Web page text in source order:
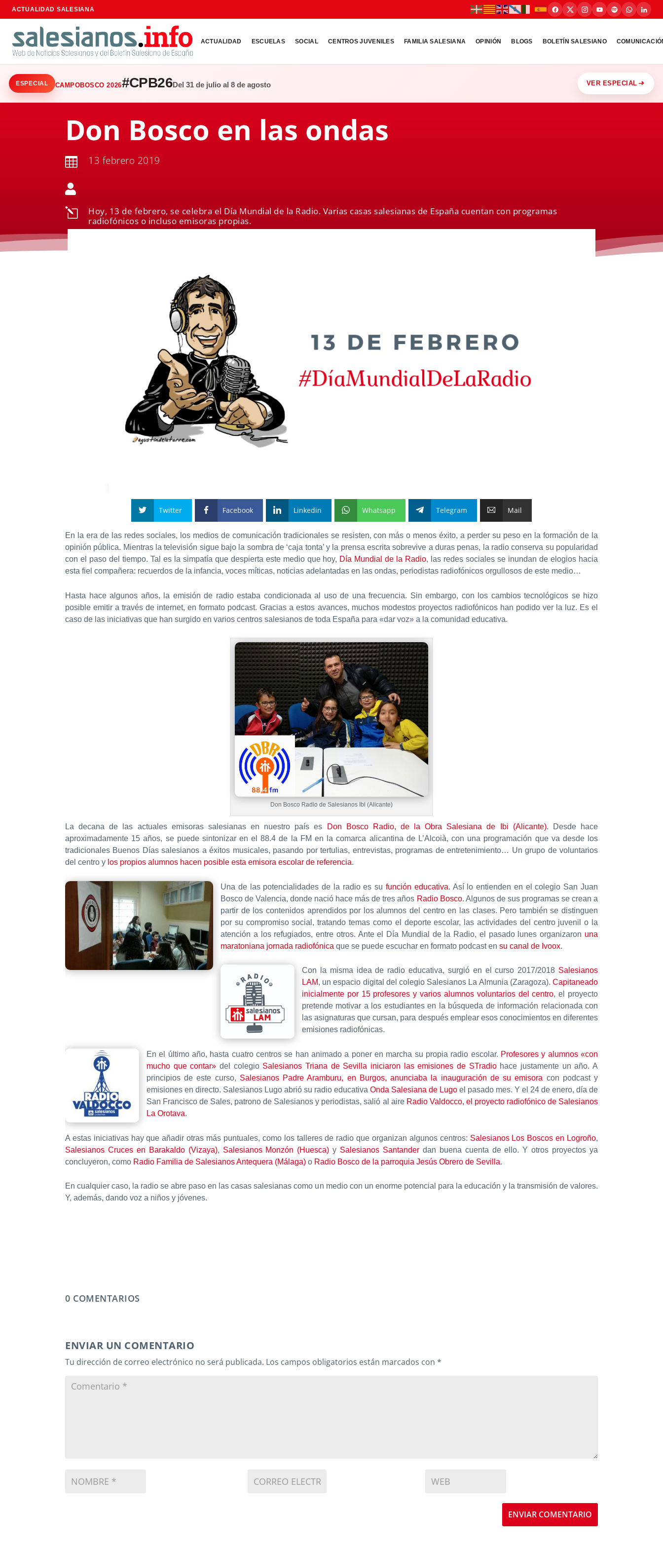
ACTUALIDAD SALESIANA
ACTUALIDAD ESCUELAS SOCIAL CENTROS JUVENILES FAMILIA SALESIANA OPINIÓN BLOGS BOLETÍN SALESIANO
ESPECIAL CAMPOBOSCO 2026#CPB26Del 31 de julio al 8 de agosto VER ESPECIAL
Don Bosco en las ondas
 13 febrero 2019

l
Hoy, 13 de febrero, se celebra el Día Mundial de la Radio. Varias casas salesianas de España cuentan con programas
radiofónicos o incluso emisoras propias.
Twitter Facebook Linkedin Whatsapp Telegram Mail
En la era de las redes sociales, los medios de comunicación tradicionales se resisten, con más o menos éxito, a perder su peso en la formación de la
opinión pública. Mientras la televisión sigue bajo la sombra de ‘caja tonta’ y la prensa escrita sobrevive a duras penas, la radio conserva su popularidad
con el paso del tiempo. Tal es la simpatía que despierta este medio que hoy, Día Mundial de la Radio, las redes sociales se inundan de elogios hacia
esta fiel compañera: recuerdos de la infancia, voces míticas, noticias adelantadas en las ondas, periodistas radiofónicos orgullosos de este medio…
Hasta hace algunos años, la emisión de radio estaba condicionada al uso de una frecuencia. Sin embargo, con los cambios tecnológicos se hizo
posible emitir a través de internet, en formato podcast. Gracias a estos avances, muchos modestos proyectos radiofónicos han podido ver la luz. Es el
caso de las iniciativas que han surgido en varios centros salesianos de toda España para «dar voz» a la comunidad educativa.
Don Bosco Radio de Salesianos Ibi (Alicante)
La decana de las actuales emisoras salesianas en nuestro país es Don Bosco Radio, de la Obra Salesiana de Ibi (Alicante). Desde hace
aproximadamente 15 años, se puede sintonizar en el 88.4 de la FM en la comarca alicantina de L’Alcoià, con una programación que va desde los
tradicionales Buenos Días salesianos a éxitos musicales, pasando por tertulias, entrevistas, programas de entretenimiento… Un grupo de voluntarios
del centro y los propios alumnos hacen posible esta emisora escolar de referencia.
Una de las potencialidades de la radio es su función educativa. Así lo entienden en el colegio San Juan
Bosco de Valencia, donde nació hace más de tres años Radio Bosco. Algunos de sus programas se crean a
partir de los contenidos aprendidos por los alumnos del centro en las clases. Pero también se distinguen
por su compromiso social, tratando temas como el deporte escolar, las actividades del centro juvenil o la
atención a los refugiados, entre otros. Ante el Día Mundial de la Radio, el pasado lunes organizaron una
maratoniana jornada radiofónica que se puede escuchar en formato podcast en su canal de Ivoox.
Con la misma idea de radio educativa, surgió en el curso 2017/2018 Salesianos
LAM, un espacio digital del colegio Salesianos La Almunia (Zaragoza). Capitaneado
inicialmente por 15 profesores y varios alumnos voluntarios del centro, el proyecto
pretende motivar a los estudiantes en la búsqueda de información relacionada con
las asignaturas que cursan, para después emplear esos conocimientos en diferentes
emisiones radiofónicas.
En el último año, hasta cuatro centros se han animado a poner en marcha su propia radio escolar. Profesores y alumnos «con
mucho que contar» del colegio Salesianos Triana de Sevilla iniciaron las emisiones de STradiohace justamente un año. A
principios de este curso, Salesianos Padre Aramburu, en Burgos, anunciaba la inauguración de su emisora con podcast y
emisiones en directo. Salesianos Lugo abrió su radio educativa Onda Salesiana de Lugo el pasado mes. Y el 24 de enero, día de
San Francisco de Sales, patrono de Salesianos y periodistas, salió al aire Radio Valdocco, el proyecto radiofónico de Salesianos
La Orotava.
A estas iniciativas hay que añadir otras más puntuales, como los talleres de radio que organizan algunos centros: Salesianos Los Boscos en Logroño,
Salesianos Cruces en Barakaldo (Vizaya), Salesianos Monzón (Huesca) y Salesianos Santander dan buena cuenta de ello. Y otros proyectos ya
concluyeron, como Radio Familia de Salesianos Antequera (Málaga) o Radio Bosco de la parroquia Jesús Obrero de Sevilla.
En cualquier caso, la radio se abre paso en las casas salesianas como un medio con un enorme potencial para la educación y la transmisión de valores.
Y, además, dando voz a niños y jóvenes.
0 COMENTARIOS
ENVIAR UN COMENTARIO
Tu dirección de correo electrónico no será publicada. Los campos obligatorios están marcados con *
ENVIAR COMENTARIO